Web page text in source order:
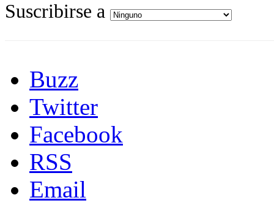
Suscribirse a
Buzz
Twitter
Facebook
RSS
Email